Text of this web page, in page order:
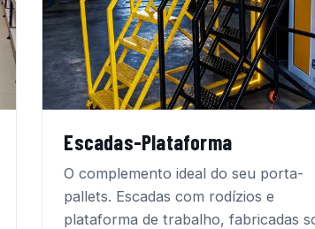
Escadas-Plataforma
O complemento ideal do seu porta-
pallets. Escadas com rodízios e
plataforma de trabalho, fabricadas